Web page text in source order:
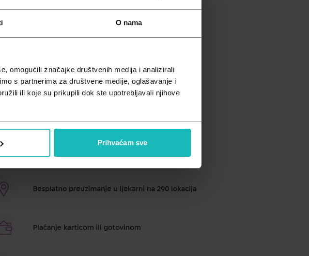
O nama
omogućili značajke društvenih medija i analizirali
s partnerima za društvene medije, oglašavanje i
ili koje su prikupili dok ste upotrebljavali njihove
Prihvaćam sve
za j.m.:28,05 €/kom
30 dana:
28,05 €
vrijedi do: 31.08.2026.
Besplatno preuzimanje u ljekarni na 290 lokacija
Plaćanje karticom ili gotovinom